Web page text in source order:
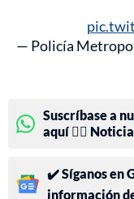
— Policía
Suscríbase a
aquí 👉🏻
✔️ Síganos en
información